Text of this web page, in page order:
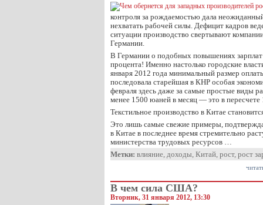
контроля за рождаемостью дала
нехватать рабочей силы. Дефицит кадров
ситуации производство свертывают
Германии.
В Германии о подобных повышениях зарплат
процента! Именно настолько городские
января 2012 года минимальный размер
последовала старейшая в КНР особая
февраля здесь даже за самые простые виды
менее 1500 юаней в месяц — это в пересчете
Текстильное производство в Китае
Это лишь самые свежие примеры,
в Китае в последнее время стремительно
министерства трудовых ресурсов …
Метки: влияние, доходы, Китай, рост, рост
В чем сила США?
Вторник, 31 января 2012, 13:30